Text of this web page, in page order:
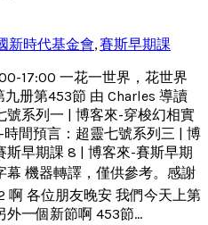
新時代基金會 賽斯早期課
17:00 一花一世界，花世界
册第453節 由 Charles 導讀
系列一 | 博客來-穿梭幻相實
間預言：超靈七號系列三 | 博
早期課 8 | 博客來-賽斯早期
幕 機器轉譯，僅供參考。感謝
啊 各位朋友晚安 我們今天上第
外一個新節啊 453節...